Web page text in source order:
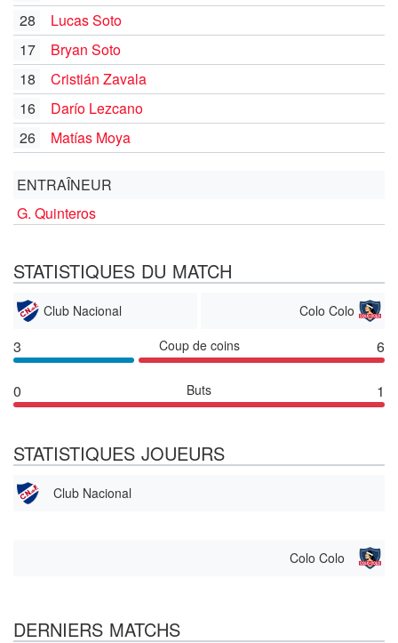
28
Lucas Soto
17
Bryan Soto
18
Cristián Zavala
16
Darío Lezcano
26
Matías Moya
ENTRAÎNEUR
G. Quinteros
STATISTIQUES DU MATCH
Club Nacional Colo Colo
3 Coup de coins 6
0 Buts 1
STATISTIQUES JOUEURS
Club Nacional
Colo Colo
DERNIERS MATCHS